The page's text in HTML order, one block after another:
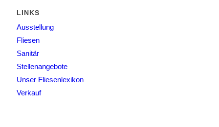
LINKS
Ausstellung
Fliesen
Sanitär
Stellenangebote
Unser Fliesenlexikon
Verkauf